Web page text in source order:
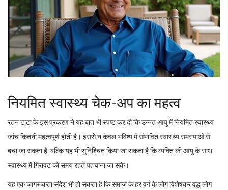
नियमित स्वास्थ्य चेक-अप का महत्व
रतन टाटा के इस प्रकरण ने यह बात भी स्पष्ट कर दी कि उन्नत आयु में नियमित स्वास्थ्य
जांच कितनी महत्वपूर्ण होती है। इससे न केवल भविष्य में संभावित स्वास्थ्य समस्याओं से
बचा जा सकता है, बल्कि यह भी सुनिश्चित किया जा सकता है कि व्यक्ति की आयु के साथ
स्वास्थ्य में गिरावट को समय रहते पहचाना जा सके।
यह एक जागरूकता संदेश भी हो सकता है कि समाज के हर वर्ग के लोग विशेषकर वृद्ध लोग